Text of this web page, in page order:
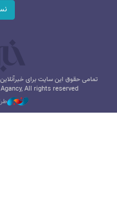
تمامی حقوق این سایت برای
All rights reserved